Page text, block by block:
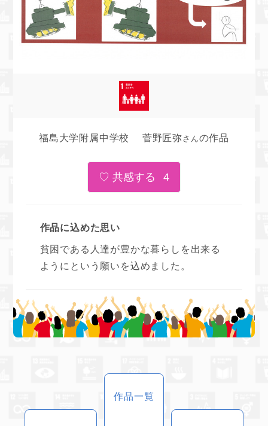
福島大学附属中学校 菅野匠弥さんの作品
4
作品に込めた思い
貧困である人達が豊かな暮らしを出来る
ようにという願いを込めました。
作品一覧